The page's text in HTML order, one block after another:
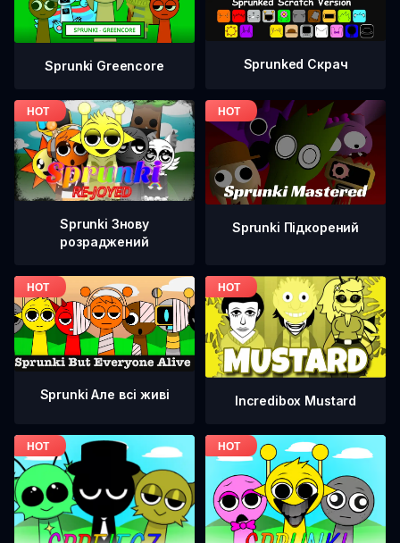
Sprunki Greencore Sprunked Скрач
Sprunki Знову
розраджений
Sprunki Підкорений
Sprunki Але всі живі Incredibox Mustard